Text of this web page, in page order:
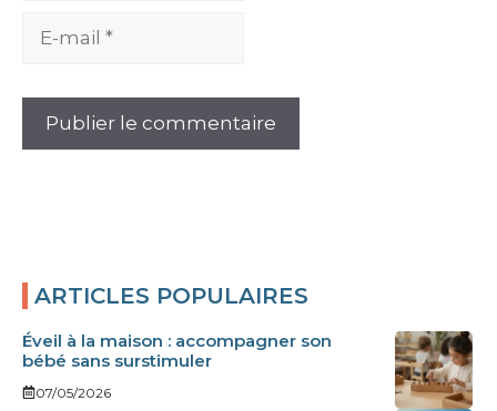
ARTICLES POPULAIRES
Éveil à la maison : accompagner son
bébé sans surstimuler
07/05/2026